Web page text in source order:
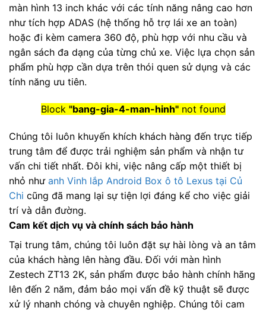
màn hình 13 inch khác với các tính năng nâng cao hơn
như tích hợp ADAS (hệ thống hỗ trợ lái xe an toàn)
hoặc đi kèm camera 360 độ, phù hợp với nhu cầu và
ngân sách đa dạng của từng chủ xe. Việc lựa chọn sản
phẩm phù hợp cần dựa trên thói quen sử dụng và các
tính năng ưu tiên.
Block "bang-gia-4-man-hinh"not found
Chúng tôi luôn khuyến khích khách hàng đến trực tiếp
trung tâm để được trải nghiệm sản phẩm và nhận tư
vấn chi tiết nhất. Đôi khi, việc nâng cấp một thiết bị
nhỏ như anh Vinh lắp Android Box ô tô Lexus tại Củ
Chi cũng đã mang lại sự tiện lợi đáng kể cho việc giải
trí và dẫn đường.
Cam kết dịch vụ và chính sách bảo hành
Tại trung tâm, chúng tôi luôn đặt sự hài lòng và an tâm
của khách hàng lên hàng đầu. Đối với màn hình
Zestech ZT13 2K, sản phẩm được bảo hành chính hãng
lên đến 2 năm, đảm bảo mọi vấn đề kỹ thuật sẽ được
xử lý nhanh chóng và chuyên nghiệp. Chúng tôi cam